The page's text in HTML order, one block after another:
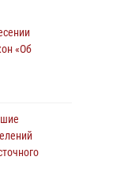
личного
«Об